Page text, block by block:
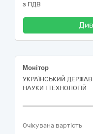
з ПДВ
Монітор
УКРАЇНСЬКИЙ
НАУКИ І ТЕХНОЛОГІЙ
Очікувана вартість